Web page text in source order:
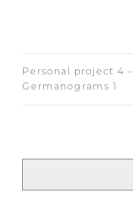
Personal project 4 –
Germanograms 1